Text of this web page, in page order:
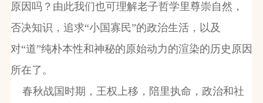
原因吗？由此我们也可理解老子哲学里尊崇自然，
否决知识，追求“小国寡民”的政治生活，以及
对“道”纯朴本性和神秘的原始动力的渲染的历史原因
所在了。
春秋战国时期，王权上移，陪里执命，政治和社